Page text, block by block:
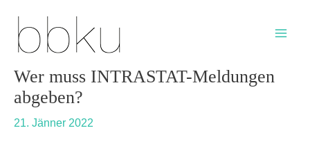
content
Wer muss INTRASTAT-Meldungen
abgeben?
21. Jänner 2022
navigation